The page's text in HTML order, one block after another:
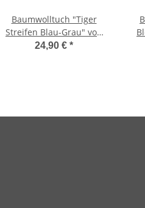
Baumwolltuch "Tiger
Streifen Blau-Grau" von
Sarah & Sally
24,90 € *